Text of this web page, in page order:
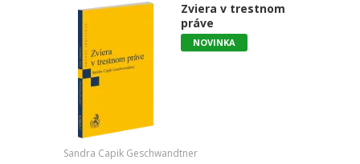
Zviera v trestnom
práve
NOVINKA
Sandra Capik Geschwandtner